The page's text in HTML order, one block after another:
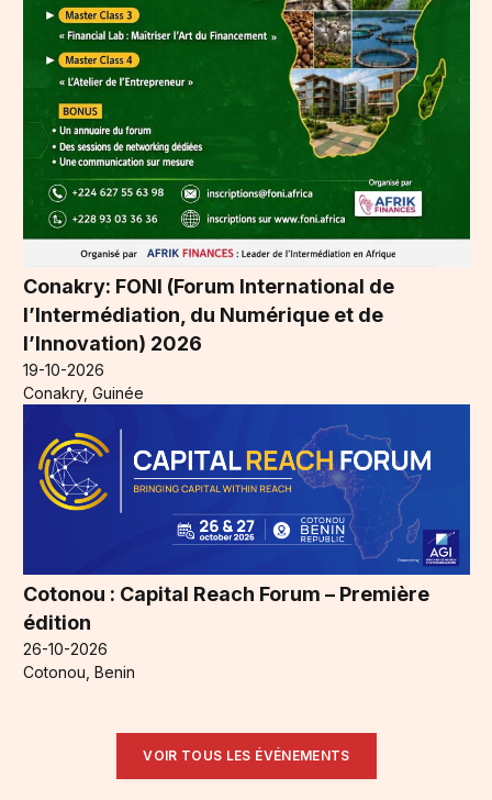
Conakry: FONI (Forum International de
l’Intermédiation, du Numérique et de
l’Innovation) 2026
19-10-2026
Conakry, Guinée
Cotonou : Capital Reach Forum – Première
édition
26-10-2026
Cotonou, Benin
VOIR TOUS LES ÉVÉNEMENTS